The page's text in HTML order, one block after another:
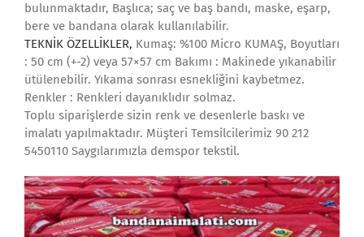
bulunmaktadır, Başlıca; saç ve baş bandı, maske, eşarp,
bere ve bandana olarak kullanılabilir.
TEKNİK ÖZELLİKLER, Kumaş: %100 Micro KUMAŞ, Boyutları
: 50 cm (+-2) veya 57×57 cm Bakımı : Makinede yıkanabilir
ütülenebilir. Yıkama sonrası esnekliğini kaybetmez.
Renkler : Renkleri dayanıklıdır solmaz.
Toplu siparişlerde sizin renk ve desenlerle baskı ve
imalatı yapılmaktadır. Müşteri Temsilcilerimiz 90 212
5450110 Saygılarımızla demspor tekstil.